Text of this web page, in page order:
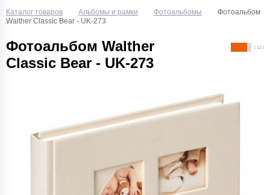
Каталог товаров Альбомы и рамки Фотоальбомы
Фотоальбом
Walther Classic Bear - UK-273
Фотоальбом Walther
Classic Bear - UK-273
( 12 )